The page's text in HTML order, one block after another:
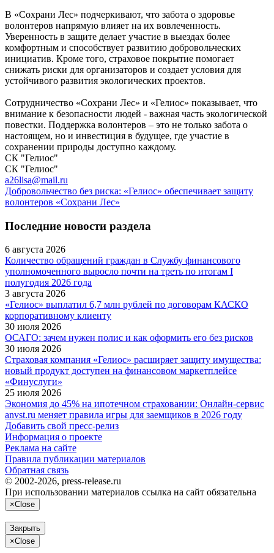
В «Сохрани Лес» подчеркивают, что забота о здоровье
волонтеров напрямую влияет на их вовлеченность.
Уверенность в защите делает участие в выездах более
комфортным и способствует развитию добровольческих
инициатив. Кроме того, страховое покрытие помогает
снижать риски для организаторов и создает условия для
устойчивого развития экологических проектов.
Сотрудничество «Сохрани Лес» и «Гелиос» показывает, что
внимание к безопасности людей - важная часть экологической
повестки. Поддержка волонтеров – это не только забота о
настоящем, но и инвестиция в будущее, где участие в
сохранении природы доступно каждому.
СК "Гелиос"
СК "Гелиос"
a26lisa@mail.ru
Добровольчество без риска: «Гелиос» обеспечивает защиту
волонтеров «Сохрани Лес»
Последние новости раздела
6 августа 2026
Количество обращений граждан в Службу финансового
уполномоченного выросло почти на треть по итогам I
полугодия 2026 года
3 августа 2026
«Гелиос» выплатил 6,7 млн рублей по договорам КАСКО
корпоративному клиенту
30 июля 2026
ОСАГО: зачем нужен полис и как оформить его без рисков
30 июля 2026
Страховая компания «Гелиос» расширяет защиту имущества:
новый продукт доступен на финансовом маркетплейсе
«Финуслуги»
25 июля 2026
Экономия до 45% на ипотечном страховании: Онлайн-сервис
anvst.ru меняет правила игры для заемщиков в 2026 году
Добавить свой пресс-релиз
Информация о проекте
Реклама на сайте
Правила публикации материалов
Обратная связь
© 2002-2026, press-release.ru
При использовании материалов ссылка на сайт обязательна
×Close
Закрыть
×Close